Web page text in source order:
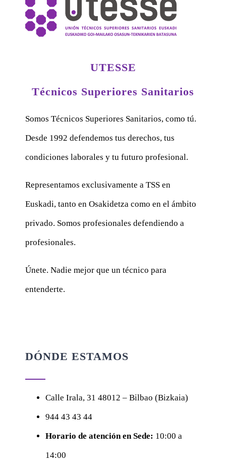
UTESSE
Técnicos Superiores Sanitarios
Somos Técnicos Superiores Sanitarios, como tú.
Desde 1992 defendemos tus derechos, tus
condiciones laborales y tu futuro profesional.
Representamos exclusivamente a TSS en
Euskadi, tanto en Osakidetza como en el ámbito
privado. Somos profesionales defendiendo a
profesionales.
Únete. Nadie mejor que un técnico para
entenderte.
DÓNDE ESTAMOS
Calle Irala, 31 48012 – Bilbao (Bizkaia)
944 43 43 44
Horario de atención en Sede: 10:00 a
14:00